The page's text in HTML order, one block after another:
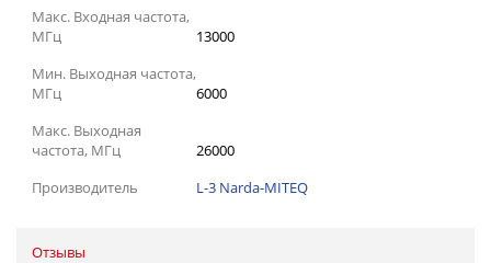
Макс. Входная частота,
МГц
13000
Мин. Выходная частота,
МГц
6000
Макс. Выходная
частота, МГц
26000
Производитель
L-3 Narda-MITEQ
Отзывы